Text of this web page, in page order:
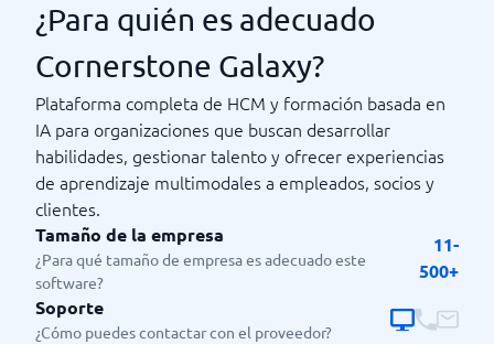
¿Para quién es adecuado
Cornerstone Galaxy?
Plataforma completa de HCM y formación basada en
IA para organizaciones que buscan desarrollar
habilidades, gestionar talento y ofrecer experiencias
de aprendizaje multimodales a empleados, socios y
clientes.
Tamaño de la empresa
¿Para qué tamaño de empresa es adecuado este
software?
11-
500+
Soporte
¿Cómo puedes contactar con el proveedor?